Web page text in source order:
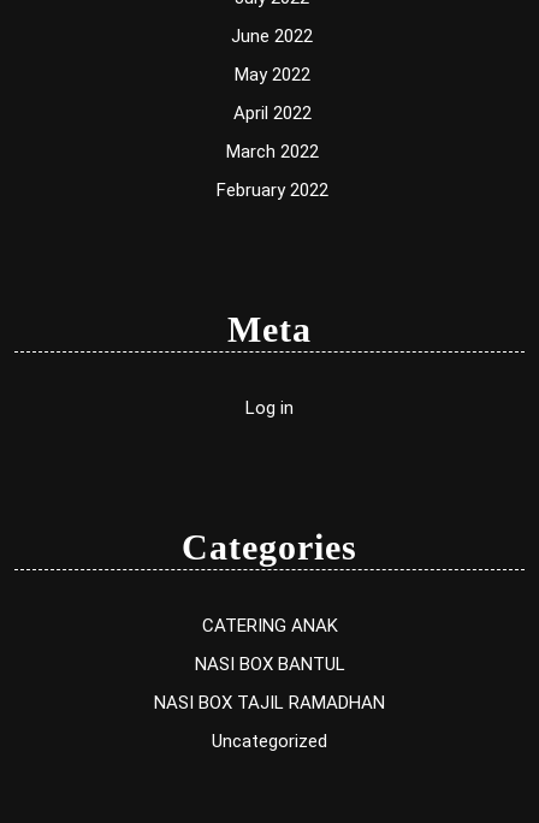
June 2022
May 2022
April 2022
March 2022
February 2022
Meta
Log in
Categories
CATERING ANAK
NASI BOX BANTUL
NASI BOX TAJIL RAMADHAN
Uncategorized